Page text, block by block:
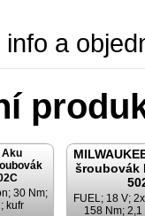
info a
Aku
30 Nm;
kufr
šroubovák
FUEL; 18 V;
158 Nm;